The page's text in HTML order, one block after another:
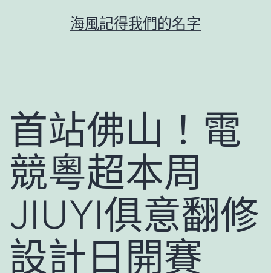
容
海風記得我們的名字
首站佛山！電
競粵超本周
JIUYI俱意翻修
設計日開賽